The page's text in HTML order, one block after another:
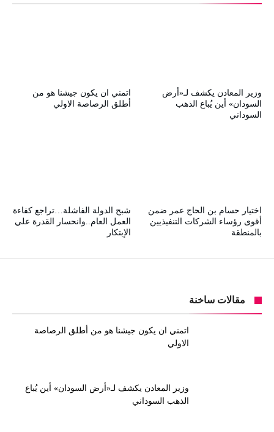
اتمني ان يكون جيشنا هو من
أطلق الرصاصة الاولي
وزير المعادن يكشف لـ«أرض
السودان» أين يُباع الذهب
السوداني
شبح الدولة الفاشلة…تراجع كفاءة
العمل العام..وانحسار القدرة علي
الإبتكار
اختيار حسام بن الحاج عمر ضمن
أقوى رؤساء الشركات التنفيذيين
بالمنطقة
مقالات ساخنة
اتمني ان يكون جيشنا هو من أطلق الرصاصة
الاولي
وزير المعادن يكشف لـ«أرض السودان» أين يُباع
الذهب السوداني